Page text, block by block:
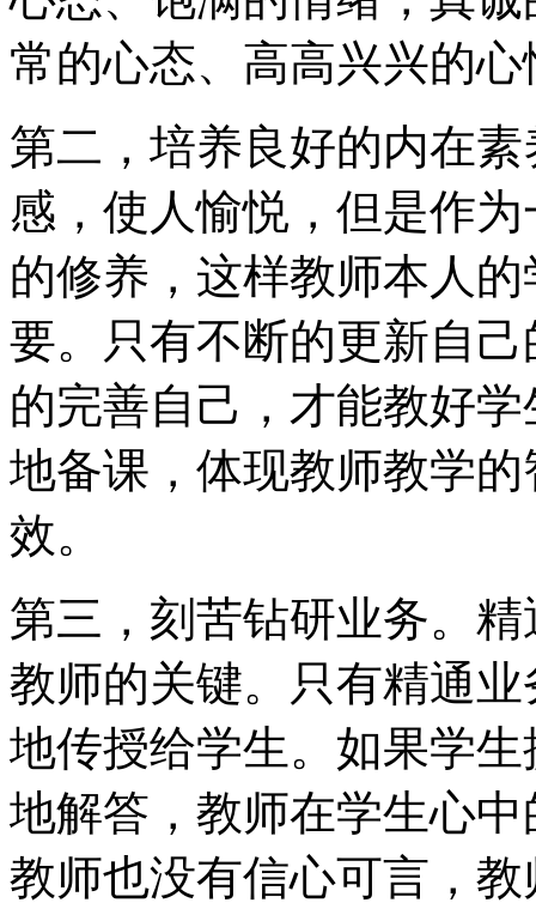
常的心态、高高兴兴的
第二，培养良好的内在
感，使人愉悦，但是作
的修养，这样教师本人
要。只有不断的更新自
的完善自己，才能教好
地备课，体现教师教学
效。
第三，刻苦钻研业务。
教师的关键。只有精通
地传授给学生。如果学
地解答，教师在学生心
教师也没有信心可言，